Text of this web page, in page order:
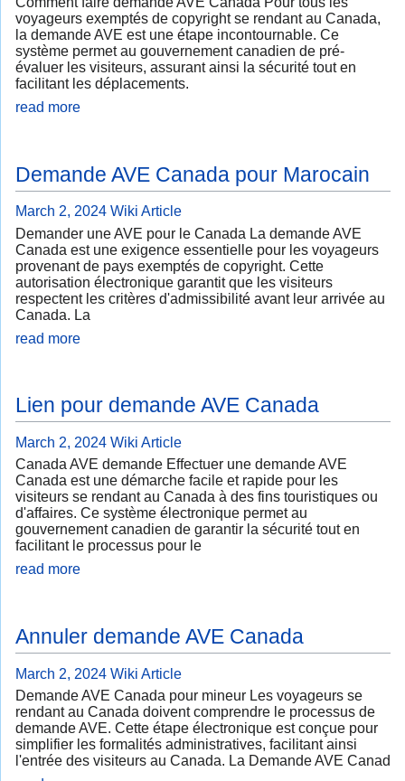
voyageurs exemptés de copyright se rendant au Canada,
la demande AVE est une étape incontournable. Ce
système permet au gouvernement canadien de pré-
évaluer les visiteurs, assurant ainsi la sécurité tout en
facilitant les déplacements.
read more
Demande AVE Canada pour Marocain
March 2, 2024 Wiki Article
Demander une AVE pour le Canada La demande AVE
Canada est une exigence essentielle pour les voyageurs
provenant de pays exemptés de copyright. Cette
autorisation électronique garantit que les visiteurs
respectent les critères d'admissibilité avant leur arrivée au
Canada. La
read more
Lien pour demande AVE Canada
March 2, 2024 Wiki Article
Canada AVE demande Effectuer une demande AVE
Canada est une démarche facile et rapide pour les
visiteurs se rendant au Canada à des fins touristiques ou
d'affaires. Ce système électronique permet au
gouvernement canadien de garantir la sécurité tout en
facilitant le processus pour le
read more
Annuler demande AVE Canada
March 2, 2024 Wiki Article
Demande AVE Canada pour mineur Les voyageurs se
rendant au Canada doivent comprendre le processus de
demande AVE. Cette étape électronique est conçue pour
simplifier les formalités administratives, facilitant ainsi
l'entrée des visiteurs au Canada. La Demande AVE Canad